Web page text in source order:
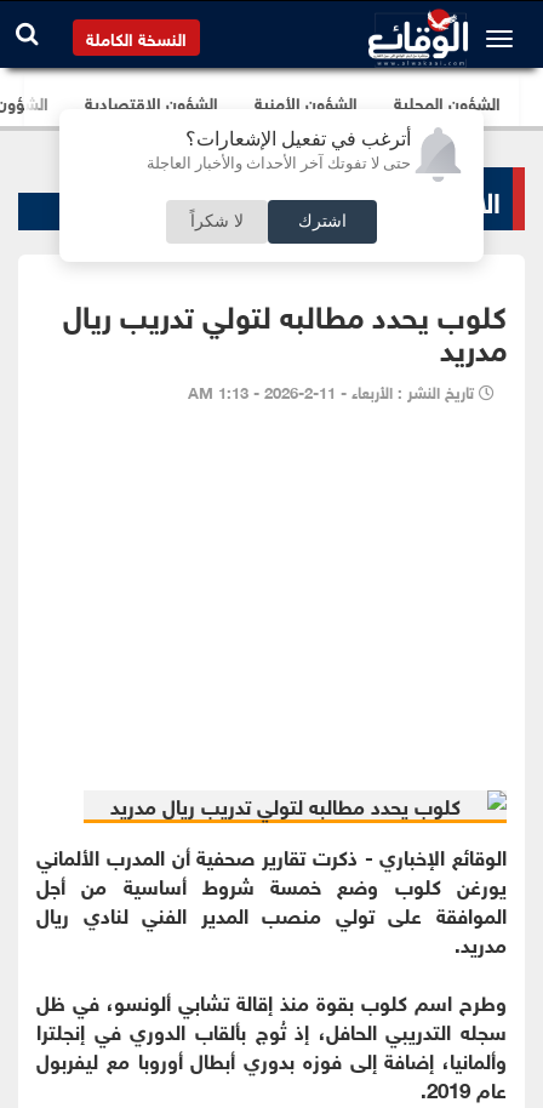
أترغب في تفعيل الإشعارات؟
حتى لا تفوتك آخر الأحداث والأخبار العاجلة
اشترك لا شكراً
النسخة الكاملة
الشؤون المحلية الشؤون الأمنية الشؤون الإقتصادية
الاخبار الرياضية
كلوب يحدد مطالبه لتولي تدريب ريال
مدريد
تاريخ النشر : الأربعاء - 11-2-2026 - 1:13 AM
الوقائع الإخباري - ذكرت تقارير صحفية أن المدرب الألماني
يورغن كلوب وضع خمسة شروط أساسية من أجل
الموافقة على تولي منصب المدير الفني لنادي ريال
مدريد.
وطرح اسم كلوب بقوة منذ إقالة تشابي ألونسو، في ظل
سجله التدريبي الحافل، إذ تُوج بألقاب الدوري في إنجلترا
وألمانيا، إضافة إلى فوزه بدوري أبطال أوروبا مع ليفربول
عام 2019.